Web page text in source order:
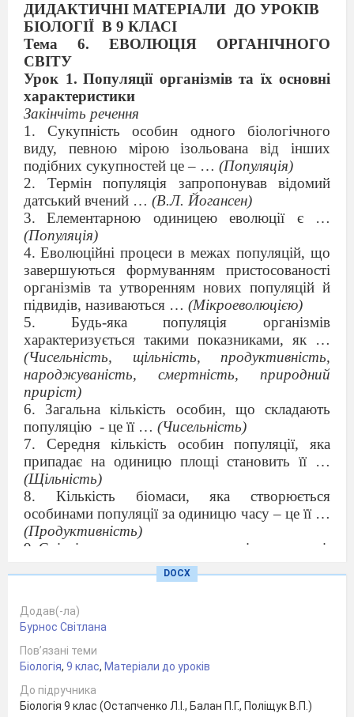
ДИДАКТИЧНІ МАТЕРІАЛИ ДО УРОКІВ
БІОЛОГІЇ В 9 КЛАСІ
Тема 6. ЕВОЛЮЦІЯ ОРГАНІЧНОГО
СВІТУ
Урок 1. Популяції організмів та їх основні
характеристики
Закінчіть речення
1.
Сукупність особин одного біологічного
виду, певною мірою ізольована від інших
подібних сукупностей це – … (Популяція)
2. Термін популяція запропонував відомий
датський вчений … (В.Л. Йогансен)
3.
Елементарною одиницею еволюції є …
(Популяція)
4. Еволюційні процеси в межах популяцій, що
завершуються формуванням пристосованості
організмів та утворенням нових популяцій й
підвидів, називаються … (Мікроеволюцією)
5.
Будь-яка популяція організмів
характеризується такими показниками, як …
(Чисельність, щільність, продуктивність,
народжуваність, смертність, природний
приріст)
6. Загальна кількість особин, що складають
популяцію - це її … (Чисельність)
7. Середня кількість особин популяції, яка
припадає на одиницю площі становить її …
(Щільність)
8. Кількість біомаси, яка створюється
особинами популяції за одиницю часу – це її …
(Продуктивність)
9. Співвідношення народжуваності, смертності,
еміграції та імміграції визначає тривалі зміни
чисельності популяції, їх називають …
10.
Популяції можуть характеризуватися
структурою: …
просторовою, етологічною та генетичною)
11. Зміни чисельності популяцій, спричинені
різними факторами, називають …
(«Популяційними хвилями»)
DOCX
Додав(-ла)
Бурнос Світлана
Пов’язані теми
Біологія, 9 клас, Матеріали до уроків
До підручника
Біологія 9 клас (Остапченко Л.І., Балан П.Г., Поліщук В.П.)